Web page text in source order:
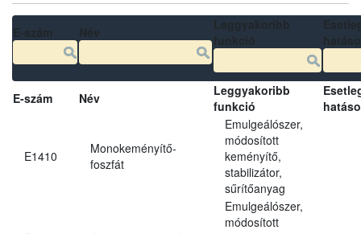
E-szám Név
Leggyakoribb
funkció
E1410
Monokeményítő-
foszfát
Emulgeálószer,
módosított
keményítő,
stabilizátor,
sűrítőanyag
Emulgeálószer,
módosított